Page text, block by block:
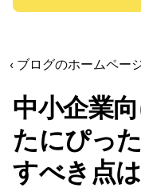
‹ ブログのホームペー
中小企業
たにぴっ
すべき点